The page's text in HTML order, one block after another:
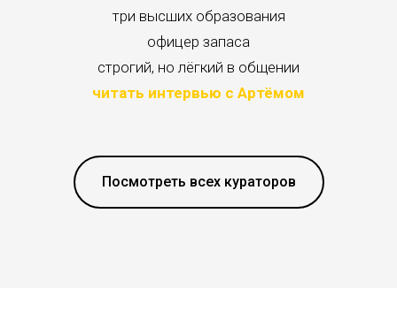
три высших образования
офицер запаса
строгий, но лёгкий в общении
читать интервью с Артёмом
Посмотреть всех кураторов